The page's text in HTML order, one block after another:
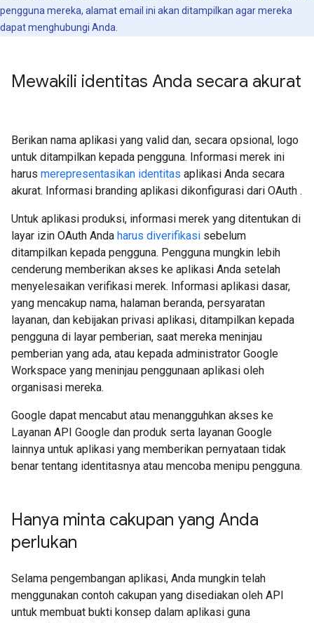
pengguna mereka, alamat email ini akan ditampilkan agar mereka
dapat menghubungi Anda.
Mewakili identitas Anda secara akurat
Berikan nama aplikasi yang valid dan, secara opsional, logo
untuk ditampilkan kepada pengguna. Informasi merek ini
harus merepresentasikan identitas aplikasi Anda secara
akurat. Informasi branding aplikasi dikonfigurasi dari OAuth .
Untuk aplikasi produksi, informasi merek yang ditentukan di
layar izin OAuth Anda harus diverifikasi sebelum
ditampilkan kepada pengguna. Pengguna mungkin lebih
cenderung memberikan akses ke aplikasi Anda setelah
menyelesaikan verifikasi merek. Informasi aplikasi dasar,
yang mencakup nama, halaman beranda, persyaratan
layanan, dan kebijakan privasi aplikasi, ditampilkan kepada
pengguna di layar pemberian, saat mereka meninjau
pemberian yang ada, atau kepada administrator Google
Workspace yang meninjau penggunaan aplikasi oleh
organisasi mereka.
Google dapat mencabut atau menangguhkan akses ke
Layanan API Google dan produk serta layanan Google
lainnya untuk aplikasi yang memberikan pernyataan tidak
benar tentang identitasnya atau mencoba menipu pengguna.
Hanya minta cakupan yang Anda
perlukan
Selama pengembangan aplikasi, Anda mungkin telah
menggunakan contoh cakupan yang disediakan oleh API
untuk membuat bukti konsep dalam aplikasi guna